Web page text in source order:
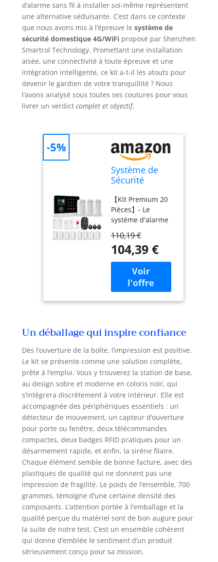
d’alarme sans fil à installer soi-même représentent
une alternative séduisante. C’est dans ce contexte
que nous avons mis à l’épreuve le système de
sécurité domestique 4G/WiFiproposé par Shenzhen
Smartrol Technology. Promettant une installation
aisée, une connectivité à toute épreuve et une
intégration intelligente, ce kit a-t-il les atouts pour
devenir le gardien de votre tranquillité ? Nous
l’avons analysé sous toutes ses coutures pour vous
livrer un verdict complet et objectif.
Système de
Sécurité
Système
D'alarme sans
Fil 4G/WiFi SMS
avec Détecteur
de
Mouvement,
Sirène
D'alarme
120dB,
Télécommande
Intelligente,
Google(20
【Kit Premium 20
Pièces】- Le
système d'alarme
comprend : 1
panneau de
contrôle (unité
principale) avec
écran TFT 2,4
pouces, 3
détecteurs de
porte/fenêtre, 3
télécommandes, 1
sirène, 1
télécommande SOS
et 1 bouton de
sonnette. Ce
système d'alarme
professionnel
assure une
protection 24h/24
et 7j/7 pour votre
maison. 【Mode
Double Réseau
4G+2,4 GHz WiFi】-
Le système
d'alarme
domestique
TUGARD prend en
charge le Wi-Fi 2,4
GHz pour une
connexion rapide
et facile (ne prend
110,19 €
104,39 €
-5%
Un déballage qui inspire confiance
Dès l’ouverture de la boîte, l’impression est positive.
Le kit se présente comme une solution complète,
prête à l’emploi. Vous y trouverez la station de base,
au design sobre et moderne en coloris noir, qui
s’intégrera discrètement à votre intérieur. Elle est
accompagnée des périphériques essentiels : un
détecteur de mouvement, un capteur d’ouverture
pour porte ou fenêtre, deux télécommandes
compactes, deux badges RFID pratiques pour un
désarmement rapide, et enfin, la sirène filaire.
Chaque élément semble de bonne facture, avec des
plastiques de qualité qui ne donnent pas une
impression de fragilité. Le poids de l’ensemble, 700
grammes, témoigne d’une certaine densité des
composants. L’attention portée à l’emballage et la
qualité perçue du matériel sont de bon augure pour
la suite de notre test. C’est un ensemble cohérent
qui donne d’emblée le sentiment d’un produit
sérieusement conçu pour sa mission.